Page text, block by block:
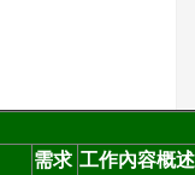
需求 工作內容概述